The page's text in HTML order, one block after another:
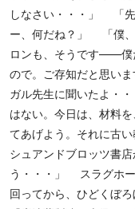
しなさい・・・」 「
ー、何だね？」 「僕
ロンも、そうです――僕
ので。ご存知だと思い
ガル先生に聞いたよ・
はない。今日は、材料
てあげよう。それに古
シュアンドブロッツ書
う・・・」 スラグホー
回ってから、ひどくぼ